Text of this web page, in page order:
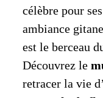
célèbre pour
ambiance
est le berceau
Découvrez le
retracer la vie